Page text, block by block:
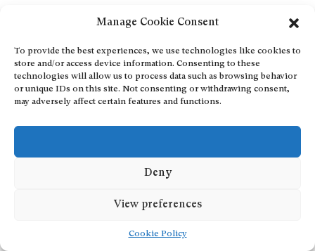
Manage Cookie Consent
To provide the best experiences, we use technologies like cookies to
store and/or access device information. Consenting to these
technologies will allow us to process data such as browsing behavior
or unique IDs on this site. Not consenting or withdrawing consent,
may adversely affect certain features and functions.
Deny
View preferences
Cookie Policy
À propos
Partenaires
Contact
Conditions générales
Confidentialité et cookies